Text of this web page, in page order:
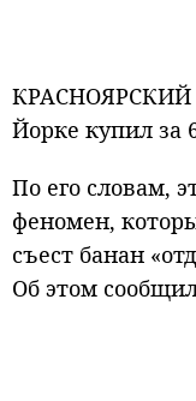
КРАСНОЯРСКИЙ
Йорке купил за
По его словам,
феномен,
съест банан
Об этом